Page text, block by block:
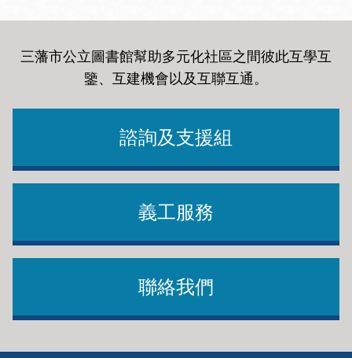
三藩市公立圖書館幫助多元化社區之間彼此互學互
鑒、互建機會以及互聯互通。
諮詢及支援組
義工服務
聯絡我們